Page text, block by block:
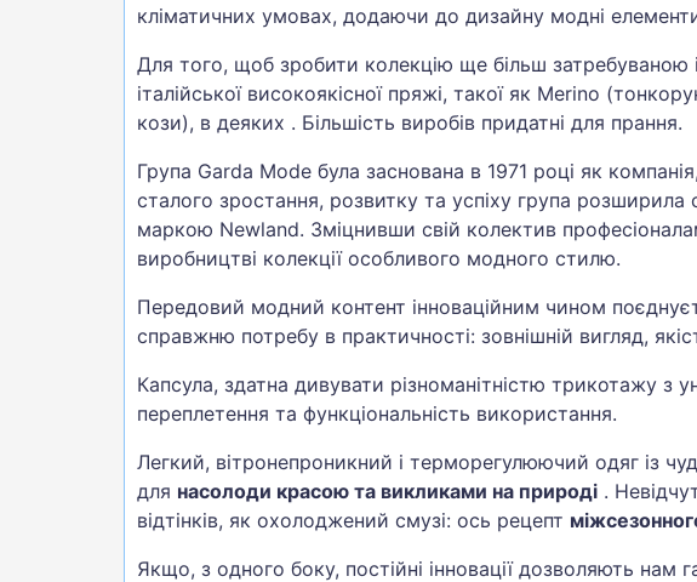
кліматичних умовах, додаючи до дизайну модні
Для того, щоб зробити колекцію ще більш затребуваною
італійської високоякісної пряжі, такої як Merino
кози), в деяких . Більшість виробів придатні для прання.
Група Garda Mode була заснована в 1971 році як
сталого зростання, розвитку та успіху група
маркою Newland. Зміцнивши свій колектив
виробництві колекції особливого модного стилю.
Передовий модний контент інноваційним чином
справжню потребу в практичності: зовнішній вигляд,
Капсула, здатна дивувати різноманітністю трикотажу
переплетення та функціональність використання.
Легкий, вітронепроникний і терморегулюючий одяг із
для насолоди красою та викликами на природі .
відтінків, як охолоджений смузі: ось рецепт
Якщо, з одного боку, постійні інновації дозволяють нам